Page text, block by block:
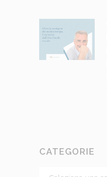
CATEGORIE